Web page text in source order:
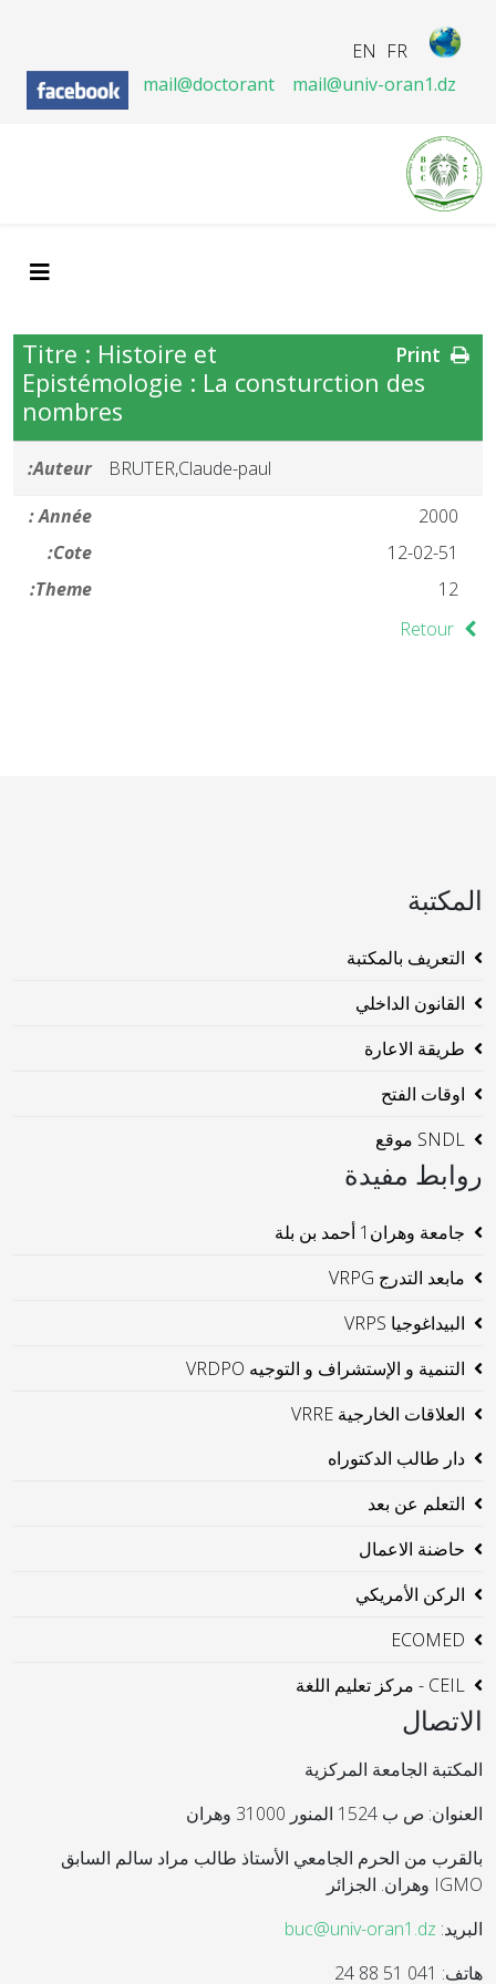
FR
EN
mail@doctorant
mail@univ-oran1.dz
Titre : Histoire et
Epistémologie : La consturction des
nombres
Auteur:
BRUTER,Claude-paul
Année :
2000
Cote:
12-02-51
Theme:
12
Retour
المكتبة
التعريف بالمكتبة
القانون الداخلي
طريقة الاعارة
اوقات الفتح
SNDL موقع
روابط مفيدة
جامعة وهران1 أحمد بن بلة
مابعد التدرج VRPG
البيداغوجيا VRPS
التنمية و الإستشراف و التوجيه VRDPO
العلاقات الخارجية VRRE
دار طالب الدكتوراه
التعلم عن بعد
حاضنة الاعمال
الركن الأمريكي
ECOMED
CEIL - مركز تعليم اللغة
الاتصال
المكتبة الجامعة المركزية
العنوان: ص ب 1524 المنور 31000 وهران
بالقرب من الحرم الجامعي الأستاذ طالب مراد سالم السابق
IGMO وهران. الجزائر
البريد: buc@univ-oran1.dz
هاتف: 041 51 88 24